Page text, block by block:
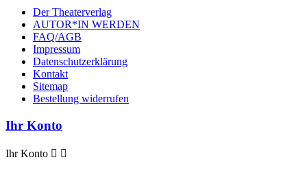
Der Theaterverlag
AUTOR*IN WERDEN
FAQ/AGB
Impressum
Datenschutzerklärung
Kontakt
Sitemap
Bestellung widerrufen
Ihr Konto
Ihr Konto  